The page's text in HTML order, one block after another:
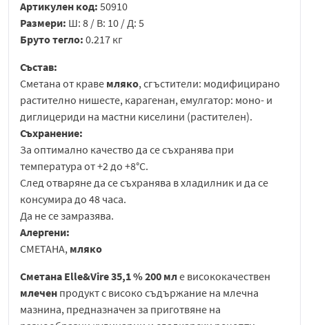
Артикулен код: 50910
Размери: Ш: 8 / В: 10 / Д: 5
Бруто тегло: 0.217 кг
Състав:
Сметана от краве мляко, сгъстители: модифицирано
растително нишесте, карагенан, емулгатор: моно- и
диглицериди на мастни киселини (растителен).
Съхранение:
За оптимално качество да се съхранява при
температура от +2 до +8°C.
След отваряне да се съхранява в хладилник и да се
консумира до 48 часа.
Да не се замразява.
Алергени:
СМЕТАНА, мляко
Сметана Elle&Vire 35,1 % 200 мле висококачествен
млечен продукт с високо съдържание на млечна
мазнина, предназначен за приготвяне на